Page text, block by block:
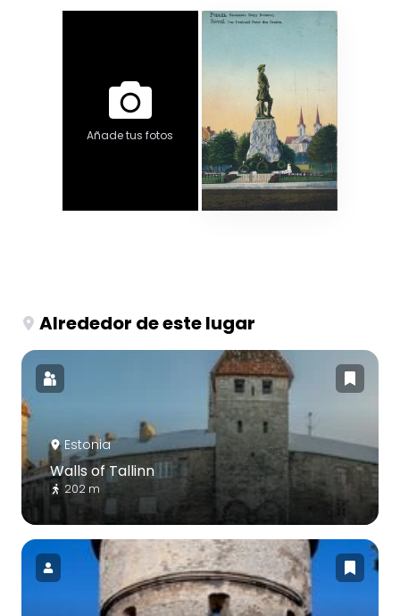
Añade tus fotos
Alrededor de este lugar
Estonia
Walls of Tallinn
202 m